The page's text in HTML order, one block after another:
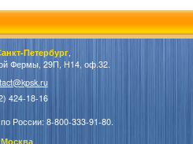
Петербург,
Фермы, 29П, Н14, оф.32.
424-18-16
России: 8-800-333-91-80.
Москва